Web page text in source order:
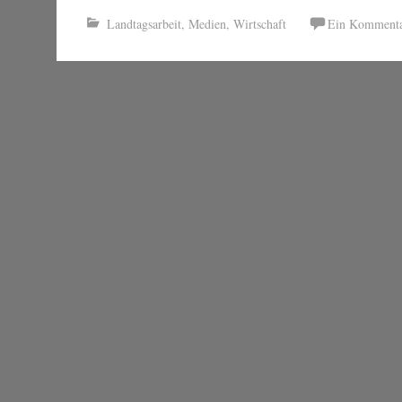
Landtagsarbeit, Medien, Wirtschaft Ein